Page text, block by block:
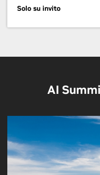
Solo su invito
AI